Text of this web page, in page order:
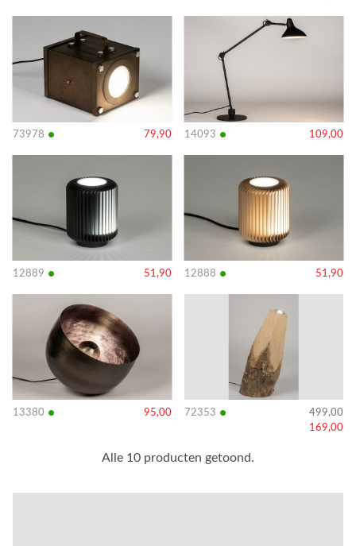
73978 • 79,90 14093 • 109,00
12889 • 51,90
Bekijk
12888 • 51,90
Bekijk
13380 • 95,00
Bekijk
72353 •
499,00
169,00
Bekijk
Alle 10 producten getoond.